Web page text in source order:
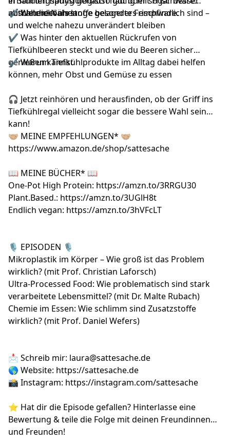
abschneidet als lange gelagerte Frischware.
mithalten können
✔ Welche Nährstoffe besonders empfindlich sind –
und welche nahezu unverändert bleiben
✔ Was hinter den aktuellen Rückrufen von
Tiefkühlbeeren steckt und wie du Beeren sicher
genießen kannst
✔ Warum Tiefkühlprodukte im Alltag dabei helfen
können, mehr Obst und Gemüse zu essen
🎧 Jetzt reinhören und herausfinden, ob der Griff ins
Tiefkühlregal vielleicht sogar die bessere Wahl sein
kann!
🤝🏼 MEINE EMPFEHLUNGEN* 🤝🏼
https://www.amazon.de/shop/sattesache
📖 MEINE BÜCHER* 📖
One-Pot High Protein: https://amzn.to/3RRGU30
Plant.Based.: https://amzn.to/3UGlH8t
Endlich vegan: https://amzn.to/3hVFcLT
🎙️ EPISODEN 🎙️
Mikroplastik im Körper – Wie groß ist das Problem
wirklich? (mit Prof. Christian Laforsch)
Ultra-Processed Food: Wie problematisch sind stark
verarbeitete Lebensmittel? (mit Dr. Malte Rubach)
Chemie im Essen: Wie schlimm sind Zusatzstoffe
wirklich? (mit Prof. Daniel Wefers)
📩 Schreib mir: laura@sattesache.de
🌎 Website: https://sattesache.de
📸 Instagram: https://instagram.com/sattesache
⭐️ Hat dir die Episode gefallen? Hinterlasse eine
Bewertung & teile die Folge mit deinen Freundinnen
und Freunden!